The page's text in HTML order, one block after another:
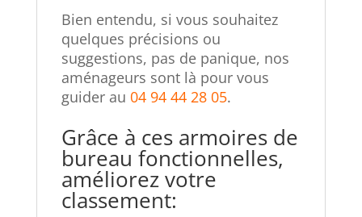
Bien entendu, si vous souhaitez
quelques précisions ou
suggestions, pas de panique, nos
aménageurs sont là pour vous
guider au 04 94 44 28 05.
Grâce à ces armoires de
bureau fonctionnelles,
améliorez votre
classement: